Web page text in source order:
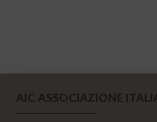
AIC ASSOCIAZIONE